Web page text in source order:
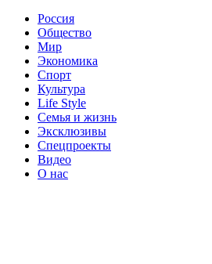
Россия
Общество
Мир
Экономика
Спорт
Культура
Life Style
Семья и жизнь
Эксклюзивы
Спецпроекты
Видео
О нас